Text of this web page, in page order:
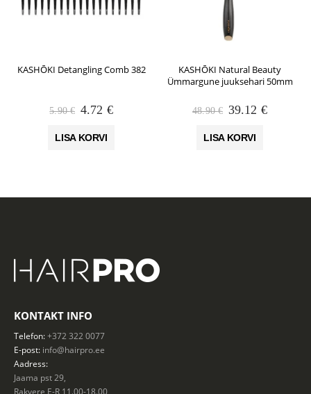
KASHŌKI Detangling Comb 382
5.90€ Algne
oli:
4.72 €Praegune
LISA KORVI
KASHŌKI Natural Beauty
Ümmargune juuksehari 50mm
48.90€ Algne
oli:
39.12 €
LISA KORVI
KONTAKT INFO
Telefon:+372 322 0077
E-post: info@hairpro.ee
Aadress:
Jaama pst 29,
Rakvere E-R 11.00-18.00